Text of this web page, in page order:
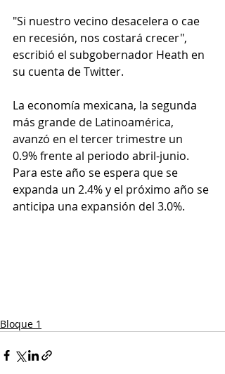
"Si nuestro vecino desacelera o cae
en recesión, nos costará crecer",
escribió el subgobernador Heath en
su cuenta de Twitter.
La economía mexicana, la segunda
más grande de Latinoamérica,
avanzó en el tercer trimestre un
0.9% frente al periodo abril-junio.
Para este año se espera que se
expanda un 2.4% y el próximo año se
anticipa una expansión del 3.0%.
Bloque 1